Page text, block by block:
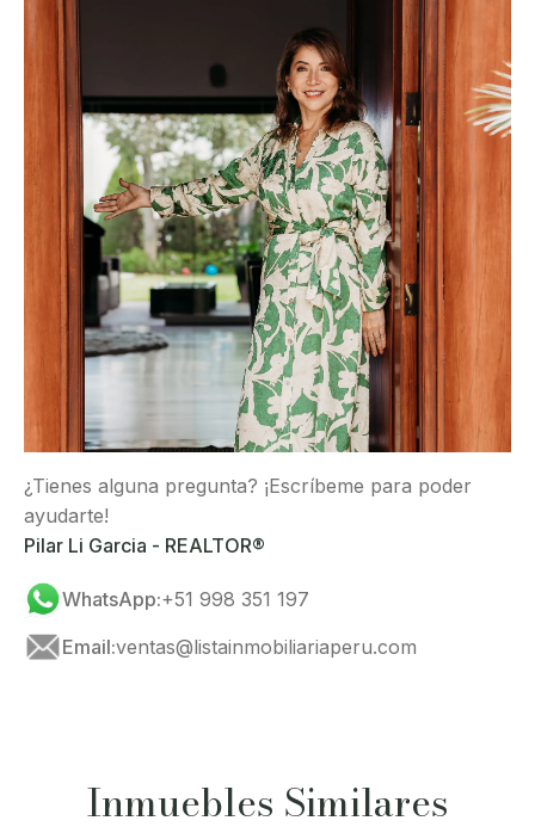
¿Tienes alguna pregunta? ¡Escríbeme para poder
ayudarte!
Pilar Li Garcia - REALTOR®
WhatsApp:+51 998 351 197
Email:ventas@listainmobiliariaperu.com
Inmuebles Similares